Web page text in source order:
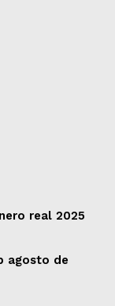
real 2025
agosto de